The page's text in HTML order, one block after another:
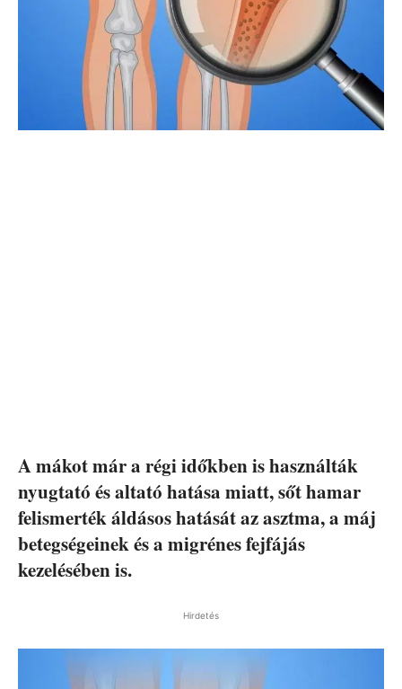
A mákot már a régi időkben is használták
nyugtató és altató hatása miatt, sőt hamar
felismerték áldásos hatását az asztma, a máj
betegségeinek és a migrénes fejfájás
kezelésében is.
Hirdetés